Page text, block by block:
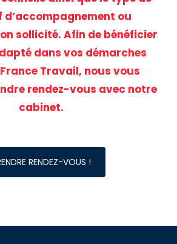
ou
sollicité. Afin de bénéficier
dans vos démarches
Travail, nous vous
rendez-vous avec notre
cabinet.
RENDEZ-VOUS !